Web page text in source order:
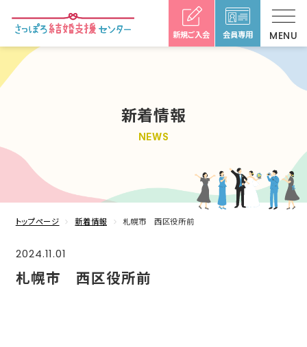
新規ご入会 会員専用
新着情報
NEWS
トップページ 新着情報 札幌市 西区役所前
2024.11.01
札幌市 西区役所前